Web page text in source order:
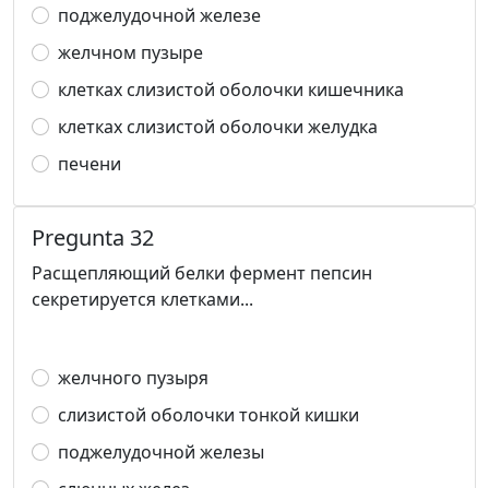
поджелудочной железе
желчном пузыре
клетках слизистой оболочки кишечника
клетках слизистой оболочки желудка
печени
Pregunta 32
Расщепляющий белки фермент пепсин
секретируется клетками...
желчного пузыря
слизистой оболочки тонкой кишки
поджелудочной железы